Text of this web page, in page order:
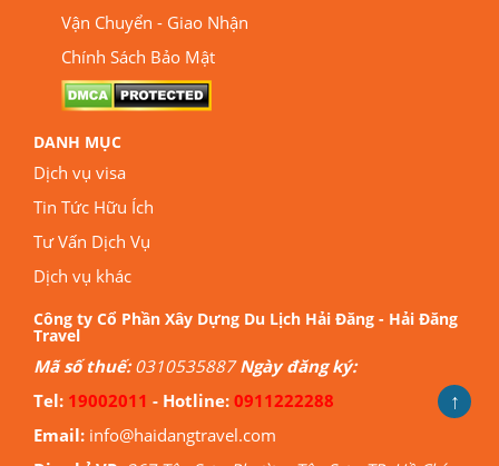
Vận Chuyển - Giao Nhận
Chính Sách Bảo Mật
DANH MỤC
Dịch vụ visa
Tin Tức Hữu Ích
Tư Vấn Dịch Vụ
Dịch vụ khác
Công ty Cổ Phần Xây Dựng Du Lịch Hải Đăng - Hải Đăng
Travel
Mã số thuế:0310535887Ngày đăng ký:
Tel: 19002011 - Hotline: 0911222288
Email: info@haidangtravel.com
↑